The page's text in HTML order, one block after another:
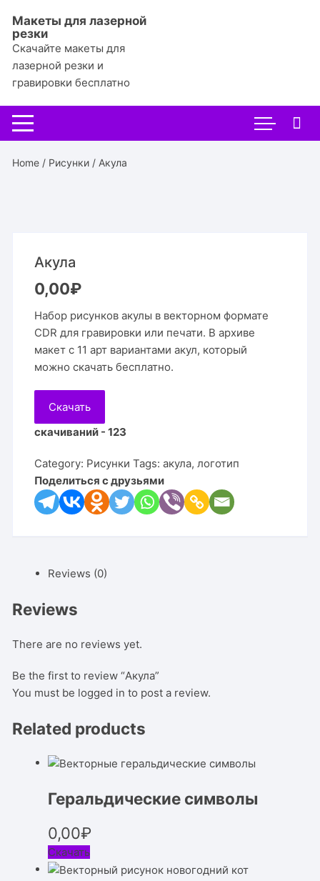
содержимому
Макеты для лазерной
резки
Скачайте макеты для
лазерной резки и
гравировки бесплатно
Home / Рисунки / Акула
Акула
0,00₽
Набор рисунков акулы в векторном формате
CDR для гравировки или печати. В архиве
макет с 11 арт вариантами акул, который
можно скачать бесплатно.
Скачать
скачиваний - 123
Category: Рисунки Tags:акула,логотип
Поделиться с друзьями
Reviews (0)
Reviews
There are no reviews yet.
Be the first to review “Акула”
You must be logged in to post a review.
Related products
Геральдические символы
0,00₽
Скачать